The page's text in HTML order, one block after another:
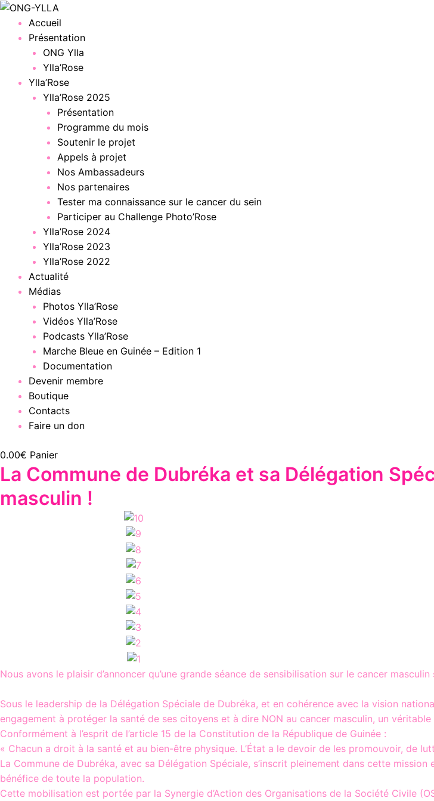
Menu Accueil
Présentation
ONG Ylla
Ylla’Rose
Ylla’Rose
Ylla’Rose 2025
Présentation
Programme du mois
Soutenir le projet
Appels à projet
Nos Ambassadeurs
Nos partenaires
Tester ma connaissance sur le cancer du sein
Participer au Challenge Photo’Rose
Ylla’Rose 2024
Ylla’Rose 2023
Ylla’Rose 2022
Actualité
Médias
Photos Ylla’Rose
Vidéos Ylla’Rose
Podcasts Ylla’Rose
Marche Bleue en Guinée – Edition 1
Documentation
Devenir membre
Boutique
Contacts
Faire un don
0.00€ Panier
La Commune de Dubréka et sa Délégation
masculin !
Nous avons le plaisir d’annoncer qu’une grande séance de sensibilisation sur le cancer
Sous le leadership de la Délégation Spéciale de Dubréka, et en cohérence avec la vision
engagement à protéger la santé de ses citoyens et à dire NON au cancer masculin, un
Conformément à l’esprit de l’article 15 de la Constitution de la République de Guinée :
« Chacun a droit à la santé et au bien-être physique. L’État a le devoir de les promouvoir, de
La Commune de Dubréka, avec sa Délégation Spéciale, s’inscrit pleinement dans cette
bénéfice de toute la population.
Cette mobilisation est portée par la Synergie d’Action des Organisations de la Société Civile